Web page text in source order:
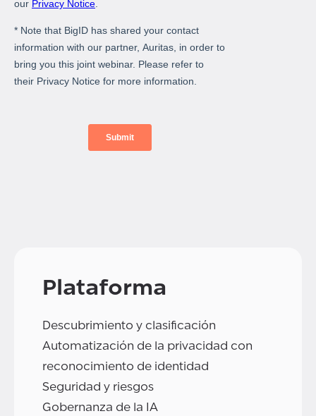
Plataforma
Descubrimiento y clasificación
Automatización de la privacidad con
reconocimiento de identidad
Seguridad y riesgos
Gobernanza de la IA